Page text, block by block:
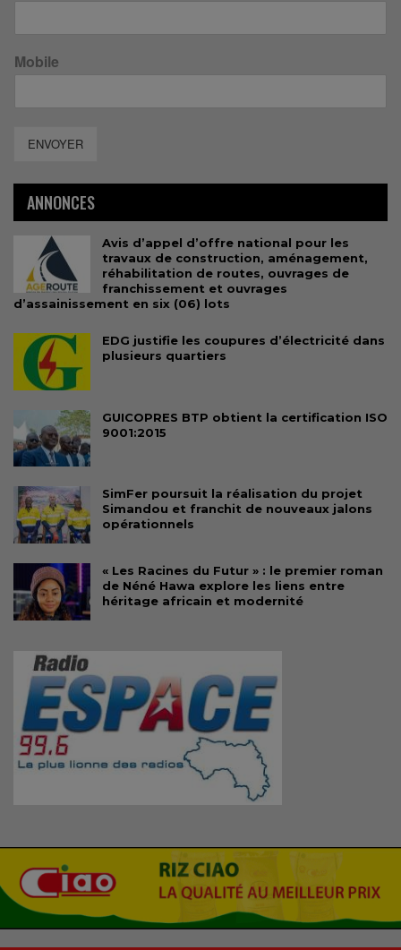
Mobile
ENVOYER
ANNONCES
Avis d’appel d’offre national pour les
travaux de construction, aménagement,
réhabilitation de routes, ouvrages de
franchissement et ouvrages
d’assainissement en six (06) lots
EDG justifie les coupures d’électricité dans
plusieurs quartiers
GUICOPRES BTP obtient la certification ISO
9001:2015
SimFer poursuit la réalisation du projet
Simandou et franchit de nouveaux jalons
opérationnels
« Les Racines du Futur » : le premier roman
de Néné Hawa explore les liens entre
héritage africain et modernité